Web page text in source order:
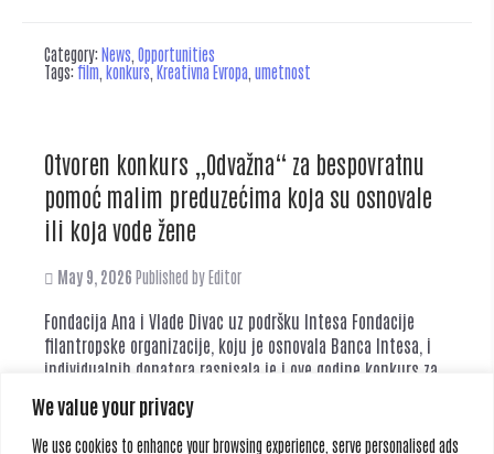
We value your privacy
We use cookies to enhance your browsing experience, serve personalised ads
Category:News Opportunities
Tags:film konkurs,Kreativna Evropa umetnost
Otvoren konkurs „Odvažna“ za bespovratnu
pomoć malim preduzećima koja su osnovale
ili koja vode žene
May 9, 2026 Published byEditor
Fondacija Ana i Vlade Divac uz podršku Intesa Fondacije
filantropske organizacije, koju je osnovala Banca Intesa, i
individualnih donatora raspisala je i ove godine konkurs za
bespovratnu pomoć malim i mikro preduzećima, koja su
osnovale žene i/ili koja vode žene, kao i pravnim subjektima
koji zapošljavaju više od 60% žena. Konkursom je planirana